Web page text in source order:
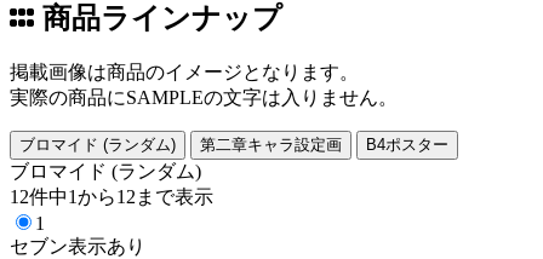
商品ラインナップ
掲載画像は商品のイメージとなります。
実際の商品にSAMPLEの文字は入りません。
ブロマイド (ランダム) 第二章キャラ設定画 B4ポスター
ブロマイド (ランダム)
12件中1から12まで表示
1
セブン表示あり